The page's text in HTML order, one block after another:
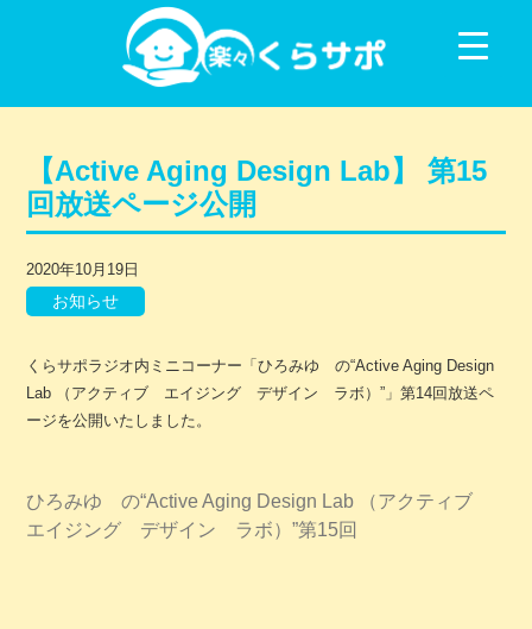
コンテンツに移動
【Active Aging Design Lab】 第15
回放送ページ公開
2020年10月19日
お知らせ
くらサポラジオ内ミニコーナー「ひろみゆ の“Active Aging Design
Lab （アクティブ エイジング デザイン ラボ）”」第14回放送ペ
ージを公開いたしました。
ひろみゆ の“Active Aging Design Lab （アクティブ
エイジング デザイン ラボ）”第15回